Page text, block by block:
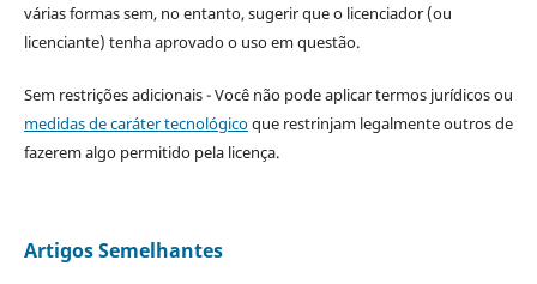
várias formas sem, no entanto, sugerir que o licenciador (ou
licenciante) tenha aprovado o uso em questão.
Sem restrições adicionais - Você não pode aplicar termos jurídicos ou
medidas de caráter tecnológicoque restrinjam legalmente outros de
fazerem algo permitido pela licença.
Artigos Semelhantes